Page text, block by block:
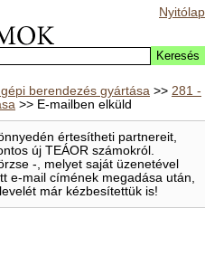
Nyitólap
berendezés gyártása >> 281 -
>> E-mailben elküld
értesítheti partnereit,
új TEÁOR számokról.
-, melyet saját üzenetével
e-mail címének megadása után,
már kézbesítettük is!